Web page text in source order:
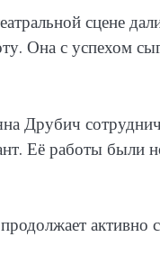
сцене
Она с успехом
Друбич
Её работы
активно